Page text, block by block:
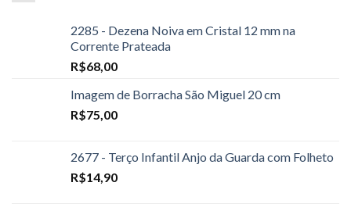
2285 - Dezena Noiva em Cristal 12 mm na
Corrente Prateada
R$68,00
Imagem de Borracha São Miguel 20 cm
R$75,00
2677 - Terço Infantil Anjo da Guarda com Folheto
R$14,90